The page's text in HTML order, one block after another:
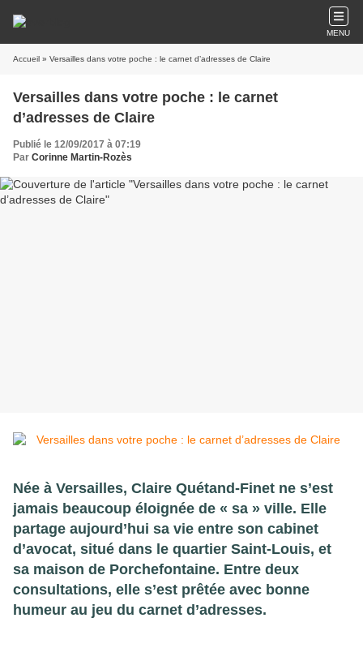
MENU
Accueil » Versailles dans votre poche : le carnet d’adresses de Claire
Versailles dans votre poche : le carnet
d’adresses de Claire
Publié le 12/09/2017 à 07:19
Par Corinne Martin-Rozès
Née à Versailles, Claire Quétand-Finet ne s’est
jamais beaucoup éloignée de « sa » ville. Elle
partage aujourd’hui sa vie entre son cabinet
d’avocat, situé dans le quartier Saint-Louis, et
sa maison de Porchefontaine. Entre deux
consultations, elle s’est prêtée avec bonne
humeur au jeu du carnet d’adresses.